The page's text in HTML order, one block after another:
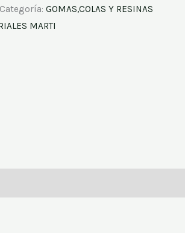
Categoría: GOMAS,COLAS Y RESINAS
MARTI